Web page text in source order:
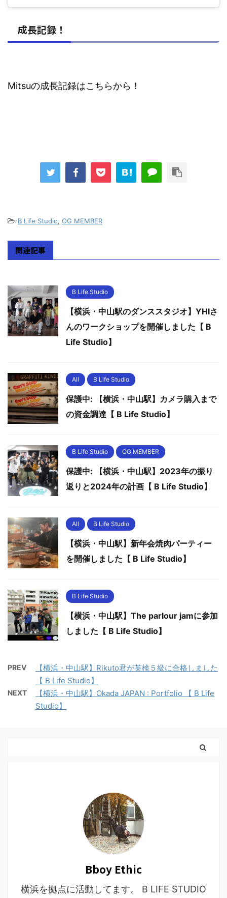
成長記録！
Mitsuの成長記録はこちらから！
-B Life Studio, OG MEMBER
関連記事
B Life Studio
【横浜・中山駅のダンススタジオ】YHIさ
んのワークショップを開催しました【 B
Life Studio】
All B Life Studio
保護中: 【横浜・中山駅】カメラ購入まで
の資金調達【 B Life Studio】
B Life Studio OG MEMBER
保護中: 【横浜・中山駅】2023年の振り
返りと2024年の計画【 B Life Studio】
All B Life Studio
【横浜・中山駅】新年会焼肉パーティー
を開催しました【 B Life Studio】
B Life Studio
【横浜・中山駅】The parlour jamに参加
しました【 B Life Studio】
PREV
【横浜・中山駅】Rikuto君が英検５級に合格しました
【 B Life Studio】
NEXT
【横浜・中山駅】Okada JAPAN : Portfolio 【 B Life
Studio】
Bboy Ethic
横浜を拠点に活動してます。 B LIFE STUDIO